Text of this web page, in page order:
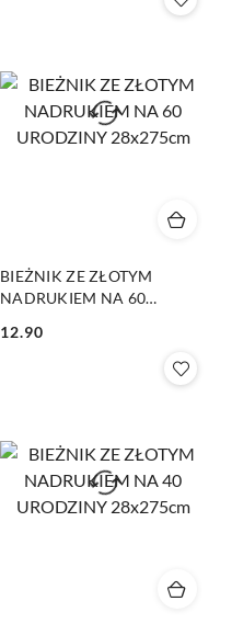
BIEŻNIK ZE ZŁOTYM
NADRUKIEM NA 60
Cena:
12.90